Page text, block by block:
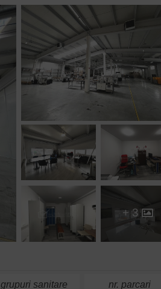
+ 3
grupuri sanitare
nr. parcari